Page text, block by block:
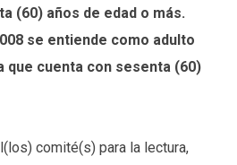
(60) años de edad o más.
se entiende como adulto
que cuenta con sesenta (60)
comité(s) para la lectura,